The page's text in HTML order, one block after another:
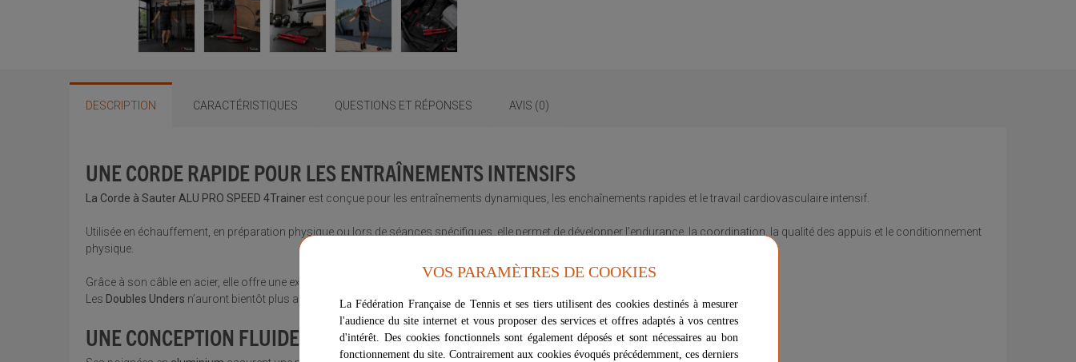
DESCRIPTION CARACTÉRISTIQUES QUESTIONS ET RÉPONSES AVIS (0)
UNE CORDE RAPIDE POUR LES ENTRAÎNEMENTS INTENSIFS
La Corde à Sauter ALU PRO SPEED 4Trainer est conçue pour les entraînements dynamiques, les enchaînements rapides et le travail cardiovasculaire intensif.
Utilisée en échauffement, en préparation physique ou lors de séances spécifiques, elle permet de développer l’endurance, la coordination, la qualité des appuis et le conditionnement
physique.
Grâce à son câble en acier, elle offre une excellente vitesse de rotation, idéale pour les mouvements rapides et les exercices exigeants.
Les Doubles Unders n’auront bientôt plus aucun secret pour vous.
UNE CONCEPTION FLUIDE, ROBUSTE ET CONFORTABLE
VOS PARAMÈTRES DE COOKIES
La Fédération Française de Tennis et ses tiers utilisent des cookies destinés à mesurer
l'audience du site internet et vous proposer des services et offres adaptés à vos centres
d'intérêt. Des cookies fonctionnels sont également déposés et sont nécessaires au bon
fonctionnement du site. Contrairement aux cookies évoqués précédemment, ces derniers